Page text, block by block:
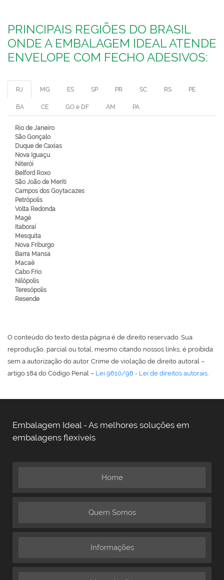
PRINCIPAIS REGIÕES DO BRASIL
ONDE A EMBALAGEM IDEAL ATENDE
ENVELOPE COM FECHO ADESIVOS:
RJ MG ES SP PR SC RS PE
BA CE GO e DF AM PA
Rio de Janeiro
São Gonçalo
Duque de Caxias
Nova Iguaçu
Niterói
Belford Roxo
São João de Meriti
Campos dos Goytacazes
Petrópolis
Volta Redonda
Magé
Itaboraí
Mesquita
Nova Friburgo
Barra Mansa
Macaé
Cabo Frio
Nilópolis
Teresópolis
Resende
O conteúdo do texto desta página é de direito reservado. Sua
reprodução, parcial ou total, mesmo citando nossos links, é proibida
sem a autorização do autor. Crime de violação de direito autoral –
artigo 184 do Código Penal – Lei 9610/98 - Lei de direitos autorais.
Embalagem Ideal - As melhores soluções em
embalagens flexíveis
Home
Quem Somos
Informações